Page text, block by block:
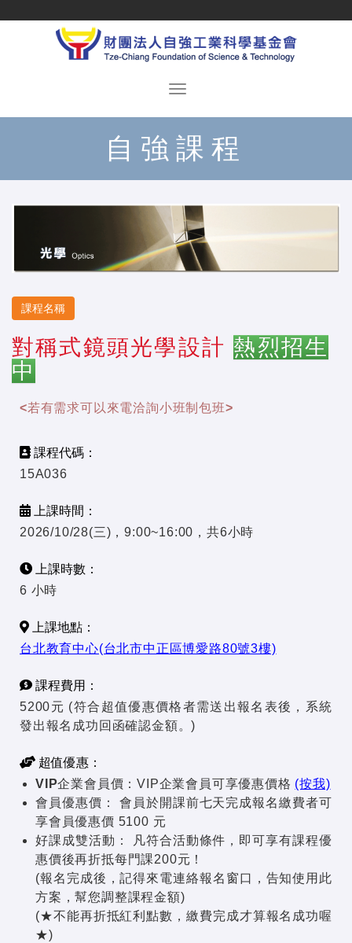
自強課程
課程名稱
對稱式鏡頭光學設計 熱烈招生
中
<若有需求可以來電洽詢小班制包班>
課程代碼：
15A036
上課時間：
2026/10/28(三)，9:00~16:00，共6小時
上課時數：
6 小時
上課地點：
台北教育中心(台北市中正區博愛路80號3樓)
課程費用：
5200元 (符合超值優惠價格者需送出報名表後，系統
發出報名成功回函確認金額。)
超值優惠：
VIP企業會員價：VIP企業會員可享優惠價格 (按我)
會員優惠價：
會員於開課前七天完成報名繳費者可
享會員優惠價 5100 元
好課成雙活動：
凡符合活動條件，即可享有課程優
惠價後再折抵每門課200元！
(報名完成後，記得來電連絡報名窗口，告知使用此
方案，幫您調整課程金額)
(★不能再折抵紅利點數，繳費完成才算報名成功喔
★)